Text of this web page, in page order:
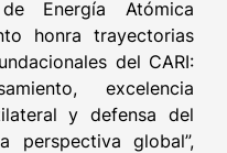
Energía Atómica
honra trayectorias
del CARI:
excelencia
y defensa del
perspectiva global”,